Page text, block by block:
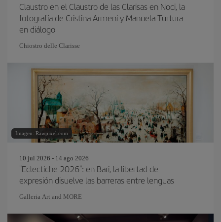
Claustro en el Claustro de las Clarisas en Noci, la
fotografía de Cristina Armeni y Manuela Turtura
en diálogo
Chiostro delle Clarisse
Imagen: Rawpixel.com
10 jul 2026 - 14 ago 2026
"Eclectiche 2026": en Bari, la libertad de
expresión disuelve las barreras entre lenguas
Galleria Art and MORE